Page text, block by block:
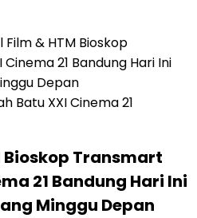
Film & HTM Bioskop
21 Bandung Hari Ini
Depan
Bioskop Transmart
21 Bandung Hari Ini
Minggu Depan